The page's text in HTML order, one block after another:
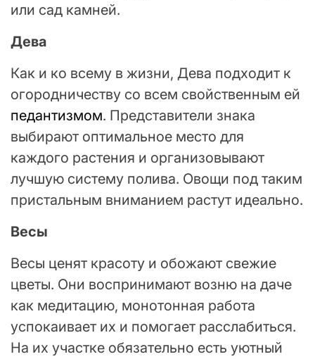
или сад камней.
Дева
Как и ко всему в жизни, Дева подходит к
огородничеству со всем свойственным ей
педантизмом. Представители знака
выбирают оптимальное место для
каждого растения и организовывают
лучшую систему полива. Овощи под таким
пристальным вниманием растут идеально.
Весы
Весы ценят красоту и обожают свежие
цветы. Они воспринимают возню на даче
как медитацию, монотонная работа
успокаивает их и помогает расслабиться.
На их участке обязательно есть уютный